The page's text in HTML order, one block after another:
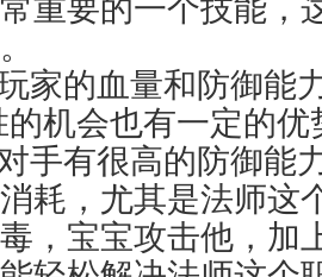
重要的一个技能，
家的血量和防御能
机会也有一定的优
手有很高的防御能
耗，尤其是法师这
，宝宝攻击他，加